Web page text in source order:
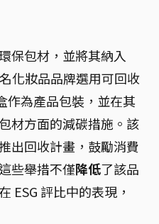
保包材，並將其納入
化妝品品牌選用可回收
作為產品包裝，並在其
材方面的減碳措施。該
出回收計畫，鼓勵消費
些舉措不僅降低了該品
ESG 評比中的表現，